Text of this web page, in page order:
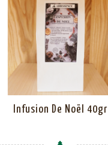
Infusion De Noël 40gr